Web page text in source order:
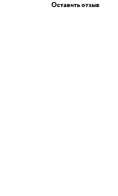
Оставить отзыв